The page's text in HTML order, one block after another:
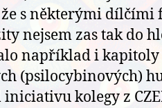
s některými dílčími
nejsem zas tak do
například i kapitoly
(psilocybinových)
kolegy z